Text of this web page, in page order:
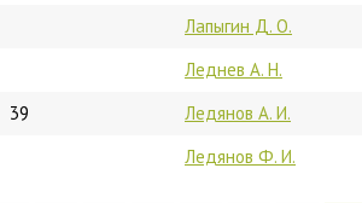
Лапыгин Д. О.
Леднев А. Н.
39
Ледянов А. И.
Ледянов Ф. И.